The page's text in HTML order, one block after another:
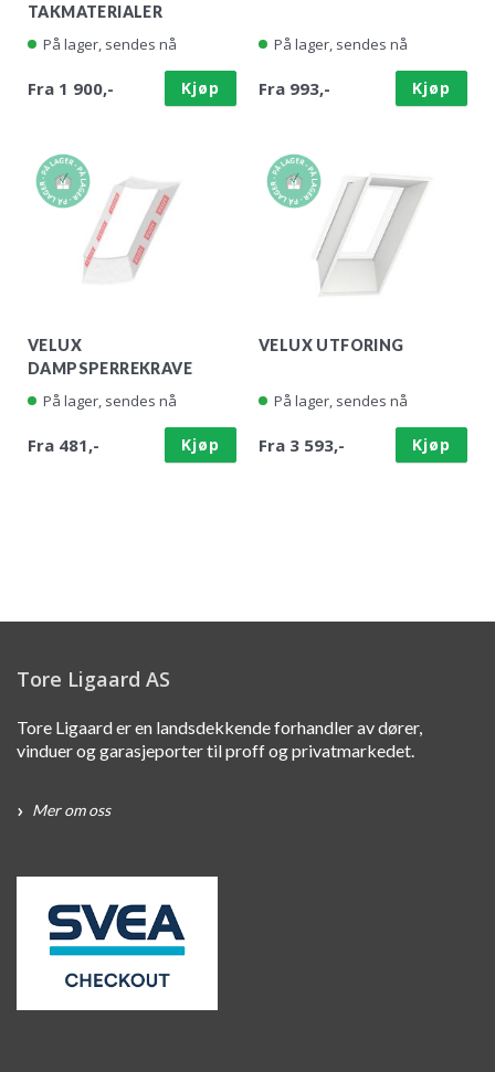
TAKMATERIALER
På lager, sendes nå
Fra 1 900,- Kjøp
På lager, sendes nå
Fra 993,- Kjøp
VELUX
DAMPSPERREKRAVE
På lager, sendes nå
Fra 481,- Kjøp
VELUX UTFORING
På lager, sendes nå
Fra 3 593,- Kjøp
Tore Ligaard AS
Tore Ligaard er en landsdekkende forhandler av dører,
vinduer og garasjeporter til proff og privatmarkedet.
Mer om oss